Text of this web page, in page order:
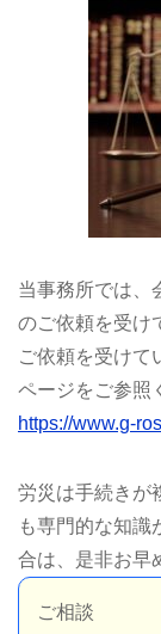
当事務所では、
のご依頼を受け
ご依頼を受けて
ページをご参照
https://www.g-
労災は手続きが
も専門的な知識
合は、是非お早
ご相談